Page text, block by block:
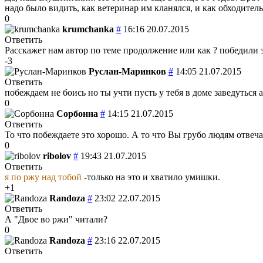
надо было видить, как ветеринар им кланялся, и как
0
krumchanka # 16:16 20.07.2015
Ответить
Расскажет нам автор по теме продолжение или как ?
-3
Руслан-Маринков # 14:05 21.07.2015
Ответить
побеждаем не боись но ты учти пусть у тебя в доме заведуться
0
Сорбонна # 14:15 21.07.2015
Ответить
То что побеждаете это хорошо. А то что Вы грубо людям
0
ribolov # 19:43 21.07.2015
Ответить
я по ржу над тобой -только на это и хватило умишки.
+1
Randoza # 23:02 22.07.2015
Ответить
А "Двое во ржи" читали?
0
Randoza # 23:16 22.07.2015
Ответить